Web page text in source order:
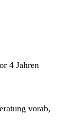
4 Jahren
vorab,